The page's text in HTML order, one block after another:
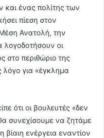
και ένας πολίτης των
πίεση στον
Ανατολή, την
λογοδοτήσουν οι
στο περιθώριο της
για «έγκλημα
ότι οι βουλευτές «δεν
συνεχίσουμε να ζητάμε
βίαιη ενέργεια εναντίον